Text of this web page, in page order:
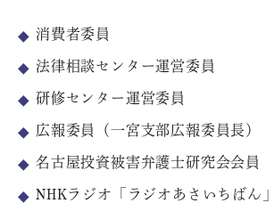
消費者委員
法律相談センター運営委員
研修センター運営委員
広報委員（一宮支部広報委員長）
名古屋投資被害弁護士研究会会員
NHKラジオ「ラジオあさいちばん